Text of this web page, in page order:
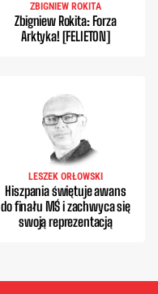
ZBIGNIEW ROKITA
Zbigniew Rokita: Forza
Arktyka! [FELIETON]
LESZEK ORŁOWSKI
Hiszpania świętuje awans
do finału MŚ i zachwyca się
swoją reprezentacją